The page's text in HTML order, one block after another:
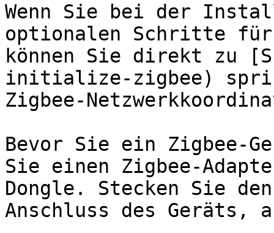
Wenn Sie bei der
optionalen Schritte
können Sie direkt zu
initialize-zigbee)
Zigbee-
Bevor Sie ein Zigbee-
Sie einen Zigbee-
Dongle. Stecken Sie
Anschluss des Geräts,